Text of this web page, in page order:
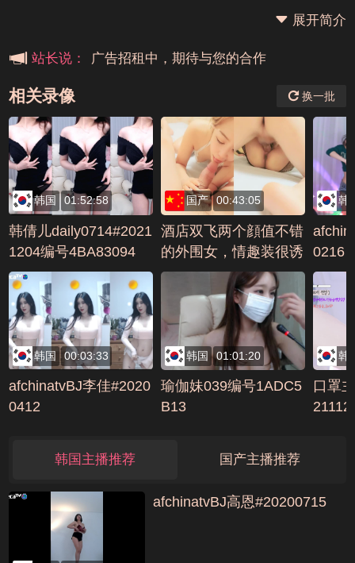
展开简介
站长说： 广告招租中，期待与您的合作
相关录像 换一批
韩国 01:52:58
韩倩儿daily0714#2021
1204编号4BA83094
国产 00:43:05
酒店双飞两个顔值不错
的外围女，情趣装很诱
惑一起舔鸡巴真刺激，
各种爆草抽插浪荡呻吟
编号CAFD2BD7
韩
0216
韩国 00:03:33
afchinatvBJ李佳#2020
0412
韩国 01:01:20
瑜伽妹039编号1ADC5
B13
韩
口罩
韩国主播推荐 国产主播推荐
afchinatvBJ高恩#20200715